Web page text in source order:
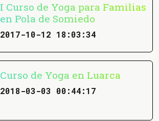
I Curso de Yoga para Familias
en Pola de Somiedo
2017-10-12 18:03:34
Curso de Yoga en Luarca
2018-03-03 00:44:17